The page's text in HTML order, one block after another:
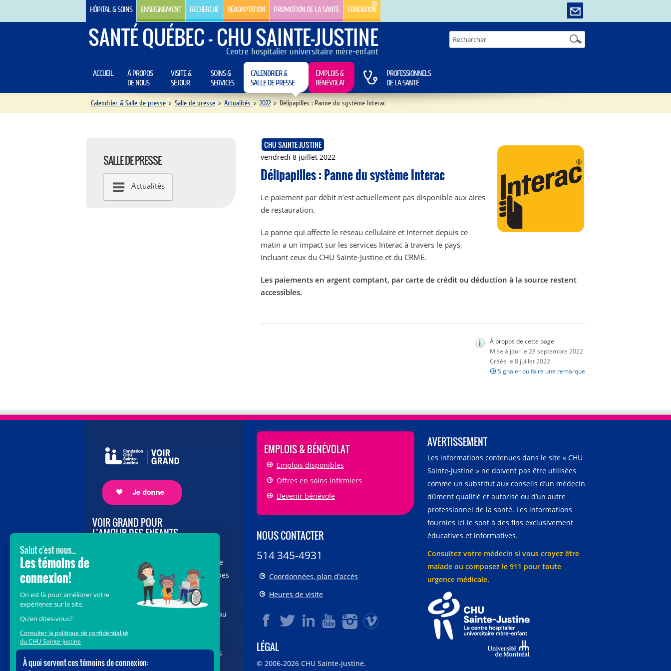
HÔPITAL & SOINS ENSEIGNEMENT RECHERCHE RÉADAPTATION PROMOTION DE LA SANTÉ FONDATION
SANTÉ QUÉBEC - CHU SAINTE-JUSTINE
Centre hospitalier universitaire mère-enfant
ACCUEIL
À PROPOS
DE NOUS
VISITE &
SÉJOUR
SOINS &
SERVICES
CALENDRIER &
SALLE DE PRESSE
EMPLOIS &
BÉNÉVOLAT
PROFESSIONNELS
DE LA SANTÉ
Calendrier & Salle de presse > Salle de presse > Actualités > 2022 > Délipapilles : Panne du système Interac
SALLE DE PRESSE
Actualités
CHU SAINTE-JUSTINE
vendredi 8 juillet 2022
Délipapilles : Panne du système Interac
Le paiement par débit n’est actuellement pas disponible aux aires
de restauration.
La panne qui affecte le réseau cellulaire et Internet depuis ce
matin a un impact sur les services Interac à travers le pays,
incluant ceux du CHU Sainte-Justine et du CRME.
Les paiements en argent comptant, par carte de crédit ou déduction à la source restent
accessibles.
À propos de cette page
Mise à jour le 28 septembre 2022
Créée le 8 juillet 2022
Signaler ou faire une remarque
VOIR GRAND POUR
L’AMOUR DES ENFANTS
vous au cœur de la campagne majeure
Voir Grand, nous conduisons les équipes
soignantes vers les opportunités de la
science et des nouvelles technologies
pour que chaque enfant, où qu’il soit au
Justine. Ensemble, unissons nos forces
pour leur avenir.
EMPLOIS & BÉNÉVOLAT
Emplois disponibles
Offres en soins infirmiers
Devenir bénévole
NOUS CONTACTER
514 345-4931
Coordonnées, plan d’accès
Heures de visite
LÉGAL
© 2006-2026CHU Sainte-Justine.
AVERTISSEMENT
Les informations contenues dans le site « CHU
Sainte-Justine » ne doivent pas être utilisées
comme un substitut aux conseils d’un médecin
dûment qualifié et autorisé ou d’un autre
professionnel de la santé. Les informations
fournies ici le sont à des fins exclusivement
éducatives et informatives.
Consultez votre médecin si vous croyez être
malade ou composez le 911 pour toute
urgence médicale.